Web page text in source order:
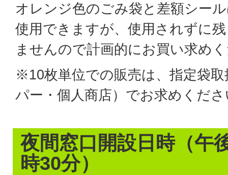
オレンジ色のごみ袋と差額シー
使用できますが、使用されずに
ませんので計画的にお買い求め
※10枚単位での販売は、指定袋
パー・個人商店）でお求めくだ
夜間窓口開設日時（午
時30分）